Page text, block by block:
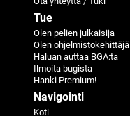
Tue
Olen pelien julkaisija
Olen ohjelmistokehittäjä
Haluan auttaa BGA:ta
Ilmoita bugista
Hanki Premium!
Navigointi
Koti